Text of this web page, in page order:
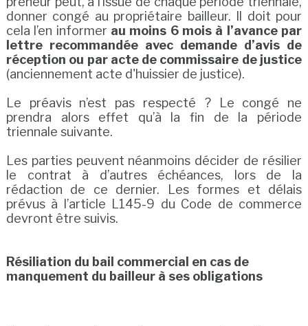
donner congé au propriétaire bailleur. Il doit pour
cela l’en informer au moins 6 mois à l’avance par
lettre recommandée avec demande d’avis de
réception ou par acte de commissaire de justice
(anciennement acte d'huissier de justice).
Le préavis n’est pas respecté ? Le congé ne
prendra alors effet qu’à la fin de la période
triennale suivante.
Les parties peuvent néanmoins décider de résilier
le contrat à d’autres échéances, lors de la
rédaction de ce dernier. Les formes et délais
prévus à l’article L145-9 du Code de commerce
devront être suivis.
Résiliation du bail commercial en cas de
manquement du bailleur à ses obligations